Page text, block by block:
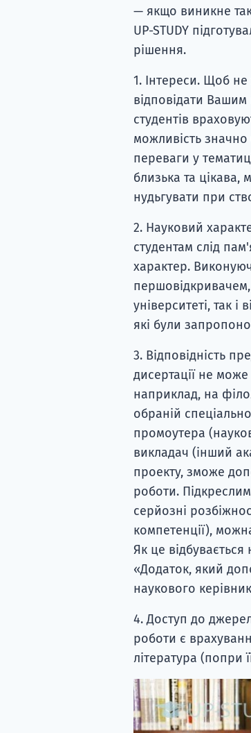
— якщо виникне
UP-STUDY
рішення.
1. Інтереси. Щоб не
відповідати
студентів
можливість
переваги у
близька та цікава,
нудьгувати при
2. Науковий
студентам слід
характер.
університеті, так
які були
3. Відповідність
дисертації не може
наприклад, на
обраній
промоутера
викладач (інший
проекту, зможе
роботи.
серйозні
компетенції),
Як це
«Додаток, який
наукового
4. Доступ до
роботи є
література (попри